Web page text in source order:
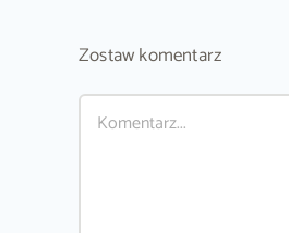
Zostaw komentarz
Comment